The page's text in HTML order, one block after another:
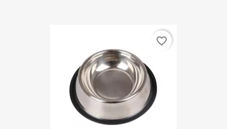
favorite_border